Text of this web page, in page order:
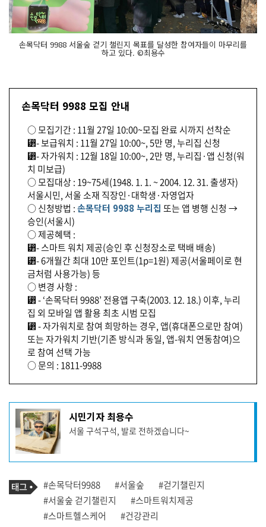
손목닥터 9988 서울숲 걷기 챌린지 목표를 달성한 참여자들이 마무리를
하고 있다. ©최용수
손목닥터 9988 모집 안내
○ 모집기간 : 11월 27일 10:00~모집 완료 시까지 선착순
⁲- 보급워치 : 11월 27일 10:00~, 5만 명, 누리집 신청
⁲- 자가워치 : 12월 18일 10:00~, 2만 명, 누리집·앱 신청(워
치 미보급)
○ 모집대상 : 19~75세(1948. 1. 1. ~ 2004. 12. 31. 출생자)
서울시민, 서울 소재 직장인·대학생·자영업자
○ 신청방법 :손목닥터 9988 누리집 또는 앱 병행 신청 →
승인(서울시)
○ 제공혜택 :
⁲- 스마트 워치 제공(승인 후 신청장소로 택배 배송)
⁲- 6개월간 최대 10만 포인트(1p=1원) 제공(서울페이로 현
금처럼 사용가능) 등
○ 변경 사항 :
⁲ - ‘손목닥터 9988’ 전용앱 구축(2003. 12. 18.) 이후, 누리
집 외 모바일 앱 활용 최초 시범 모집
⁲ - 자가워치로 참여 희망하는 경우, 앱(휴대폰으로만 참여)
또는 자가워치 기반(기존 방식과 동일, 앱-워치 연동참여)으
로 참여 선택 가능
○ 문의 : 1811-9988
기
사
작
성
자
프
필
시민기자 최용수
서울 구석구석, 발로 전하겠습니다~
기
사
관
련
태
태
그
#손목닥터9988 #서울숲
#걷기챌린지
#서울숲 걷기챌린지
#스마트워치제공
#스마트헬스케어
#건강관리